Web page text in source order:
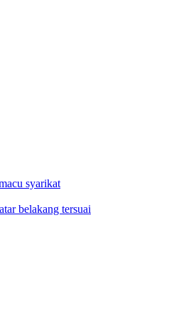
syarikat
belakang tersuai